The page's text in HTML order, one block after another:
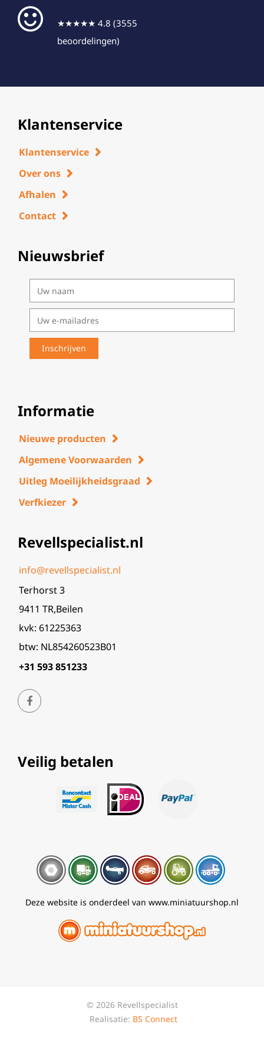
★★★★★ 4.8 (3555
beoordelingen)
Klantenservice
Klantenservice
Over ons
Afhalen
Contact
Nieuwsbrief
Informatie
Nieuwe producten
Algemene Voorwaarden
Uitleg Moeilijkheidsgraad
Verfkiezer
Revellspecialist.nl
info@revellspecialist.nl
Terhorst 3
9411 TR,Beilen
kvk: 61225363
btw: NL854260523B01
+31 593 851233
Veilig betalen
Deze website is onderdeel van www.miniatuurshop.nl
© 2026 Revellspecialist
Realisatie: BS Connect